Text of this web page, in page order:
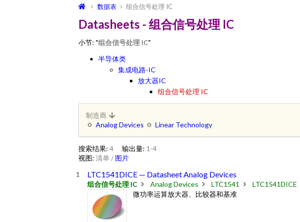
数据表 组合信号处理 IC
Datasheets - 组合信号处理 IC
小节: "组合信号处理 IC"
半导体类
集成电路-IC
放大器IC
组合信号处理 IC
制造商
Analog Devices
Linear Technology
搜索结果: 4 输出量: 1-4
视图: 清单/ 图片
LTC1541DICE — Datasheet Analog Devices
组合信号处理 IC Analog Devices LTC1541
LTC1541DICE
微功率运算放大器、比较器和基准